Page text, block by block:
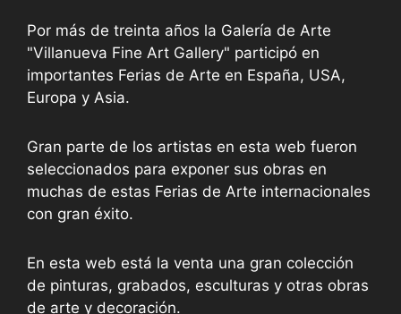
Por más de treinta años la Galería de Arte
"Villanueva Fine Art Gallery" participó en
importantes Ferias de Arte en España, USA,
Europa y Asia.
Gran parte de los artistas en esta web fueron
seleccionados para exponer sus obras en
muchas de estas Ferias de Arte internacionales
con gran éxito.
En esta web está la venta una gran colección
de pinturas, grabados, esculturas y otras obras
de arte y decoración.